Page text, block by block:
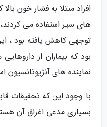
های سیر استفاده می
توجهی کاهش یافته بود ،
بود که بیماران از
نماینده های آنژیوتانسیون
با وجود این که تحقیقات
بسیاری مدعی اغراق آن